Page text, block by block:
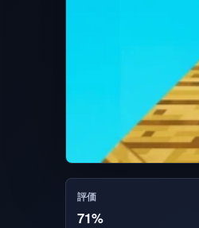
評価
71%